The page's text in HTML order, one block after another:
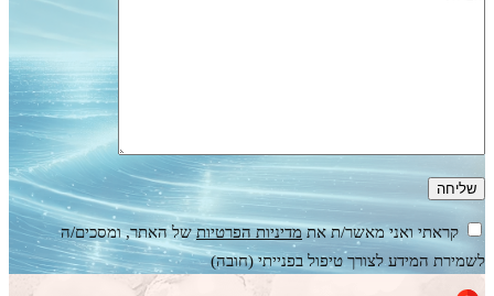
קראתי ואני מאשר/ת אתמדיניות הפרטיותשל האתר, ומסכים/ה
לשמירת המידע לצורך טיפול בפנייתי (חובה)